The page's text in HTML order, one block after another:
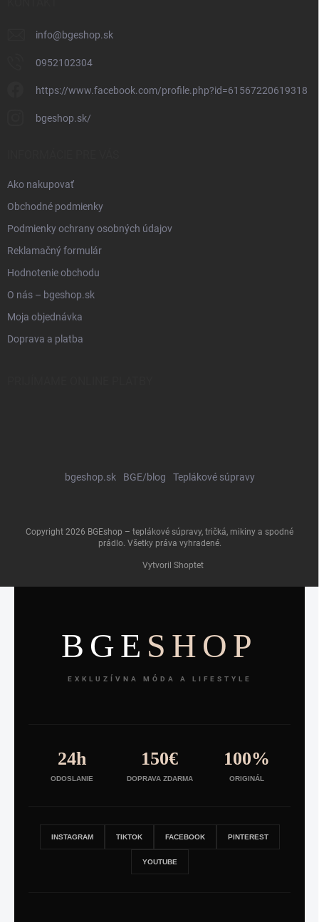
info@bgeshop.sk
0952102304
https://www.facebook.com/profile.php?id=61567220619318
bgeshop.sk/
Ako nakupovať
Obchodné podmienky
Podmienky ochrany osobných údajov
Reklamačný formulár
Hodnotenie obchodu
O nás – bgeshop.sk
Moja objednávka
Doprava a platba
bgeshop.sk BGE/blog Teplákové súpravy
Vytvoril Shoptet
Copyright 2026 BGEshop – teplákové súpravy, tričká, mikiny a spodné
prádlo. Všetky práva vyhradené.
BGE SHOP
EXKLUZÍVNA MÓDA A LIFESTYLE
24h
ODOSLANIE
150€
DOPRAVA ZDARMA
100%
ORIGINÁL
INSTAGRAM TIKTOK FACEBOOK PINTEREST
YOUTUBE